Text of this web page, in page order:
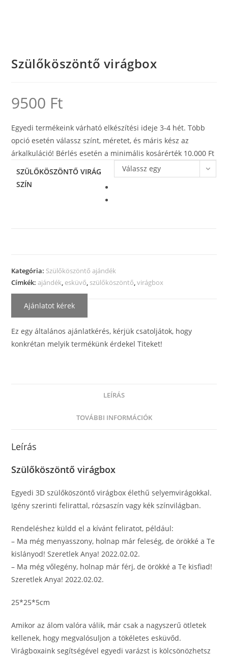
Szülőköszöntő virágbox
9500 Ft
Egyedi termékeink várható elkészítési ideje 3-4 hét. Több
opció esetén válassz színt, méretet, és máris kész az
árkalkuláció! Bérlés esetén a minimális kosárérték 10.000 Ft
SZÜLŐKÖSZÖNTŐ VIRÁG
SZÍN
Válassz egy
Kategória: Szülőköszöntő ajándék
Címkék:ajándék, esküvő, szülőköszöntő,virágbox
Ajánlatot kérek
Ez egy általános ajánlatkérés, kérjük csatoljátok, hogy
konkrétan melyik termékünk érdekel Titeket!
LEÍRÁS
TOVÁBBI INFORMÁCIÓK
Leírás
Szülőköszöntő virágbox
Egyedi 3D szülőköszöntő virágbox élethű selyemvirágokkal.
Igény szerinti felirattal, rózsaszín vagy kék színvilágban.
Rendeléshez küldd el a kívánt feliratot, például:
– Ma még menyasszony, holnap már feleség, de örökké a Te
kislányod! Szeretlek Anya! 2022.02.02.
– Ma még vőlegény, holnap már férj, de örökké a Te kisfiad!
Szeretlek Anya! 2022.02.02.
25*25*5cm
Amikor az álom valóra válik, már csak a nagyszerű ötletek
kellenek, hogy megvalósuljon a tökéletes esküvőd.
Virágboxaink segítségével egyedi varázst is kölcsönözhetsz